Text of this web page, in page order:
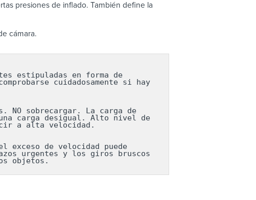
presiones de inflado. También define la
cámara.
estipuladas en forma de
cuidadosamente si hay
NO sobrecargar. La carga de
carga desigual. Alto nivel de
a alta velocidad.
de velocidad puede
urgentes y los giros bruscos
objetos.